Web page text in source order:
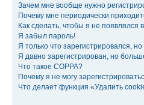
Зачем мне вообще нужно
Почему мне периодически
Как сделать, чтобы я не появлялся
Я забыл пароль!
Я только что зарегистрировался,
Я давно зарегистрирован, но
Что такое COPPA?
Почему я не могу
Что делает функция «Удалить